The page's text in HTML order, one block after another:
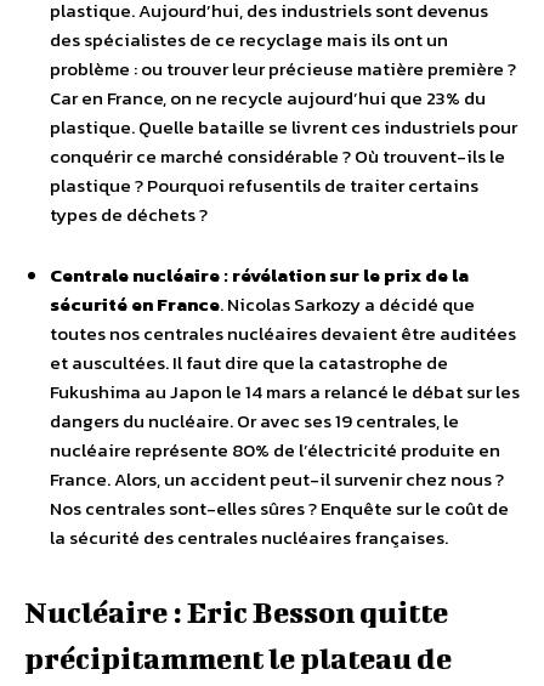
plastique. Aujourd’hui, des industriels sont devenus
des spécialistes de ce recyclage mais ils ont un
problème : ou trouver leur précieuse matière première ?
Car en France, on ne recycle aujourd’hui que 23% du
plastique. Quelle bataille se livrent ces industriels pour
conquérir ce marché considérable ? Où trouvent-ils le
plastique ? Pourquoi refusentils de traiter certains
types de déchets ?
Centrale nucléaire : révélation sur le prix de la
sécurité en France. Nicolas Sarkozy a décidé que
toutes nos centrales nucléaires devaient être auditées
et auscultées. Il faut dire que la catastrophe de
Fukushima au Japon le 14 mars a relancé le débat sur les
dangers du nucléaire. Or avec ses 19 centrales, le
nucléaire représente 80% de l’électricité produite en
France. Alors, un accident peut-il survenir chez nous ?
Nos centrales sont-elles sûres ? Enquête sur le coût de
la sécurité des centrales nucléaires françaises.
Nucléaire : Eric Besson quitte
précipitamment le plateau de